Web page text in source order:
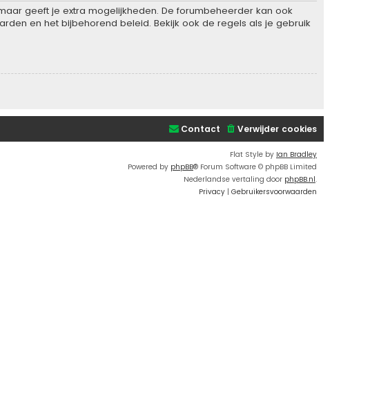
geeft je extra mogelijkheden. De forumbeheerder kan ook
en het bijbehorend beleid. Bekijk ook de regels als je gebruik
Verwijder cookies
Contact
Flat Style by Ian Bradley
Powered by phpBB® Forum Software © phpBB Limited
Nederlandse vertaling door phpBB.nl.
Privacy | Gebruikersvoorwaarden